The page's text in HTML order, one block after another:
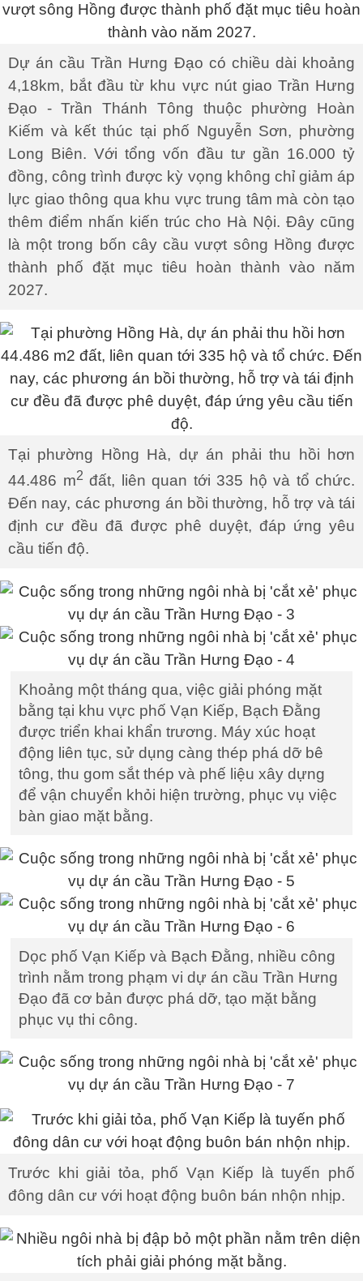
Dự án cầu Trần Hưng Đạo có chiều dài khoảng
4,18km, bắt đầu từ khu vực nút giao Trần Hưng
Đạo - Trần Thánh Tông thuộc phường Hoàn
Kiếm và kết thúc tại phố Nguyễn Sơn, phường
Long Biên. Với tổng vốn đầu tư gần 16.000 tỷ
đồng, công trình được kỳ vọng không chỉ giảm áp
lực giao thông qua khu vực trung tâm mà còn tạo
thêm điểm nhấn kiến trúc cho Hà Nội. Đây cũng
là một trong bốn cây cầu vượt sông Hồng được
thành phố đặt mục tiêu hoàn thành vào năm
2027.
Tại phường Hồng Hà, dự án phải thu hồi hơn
44.486 m2 đất, liên quan tới 335 hộ và tổ chức.
Đến nay, các phương án bồi thường, hỗ trợ và tái
định cư đều đã được phê duyệt, đáp ứng yêu
cầu tiến độ.
Khoảng một tháng qua, việc giải phóng mặt
bằng tại khu vực phố Vạn Kiếp, Bạch Đằng
được triển khai khẩn trương. Máy xúc hoạt
động liên tục, sử dụng càng thép phá dỡ bê
tông, thu gom sắt thép và phế liệu xây dựng
để vận chuyển khỏi hiện trường, phục vụ việc
bàn giao mặt bằng.
Dọc phố Vạn Kiếp và Bạch Đằng, nhiều công
trình nằm trong phạm vi dự án cầu Trần Hưng
Đạo đã cơ bản được phá dỡ, tạo mặt bằng
phục vụ thi công.
Trước khi giải tỏa, phố Vạn Kiếp là tuyến phố
đông dân cư với hoạt động buôn bán nhộn nhịp.